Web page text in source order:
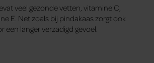
veel gezonde vetten, vitamine C,
E. Net zoals bij pindakaas zorgt ook
een langer verzadigd gevoel.